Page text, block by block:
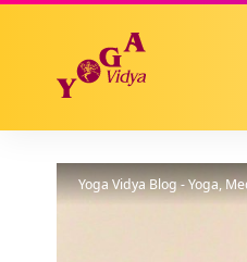
Yoga Vidya Blog - Yoga,